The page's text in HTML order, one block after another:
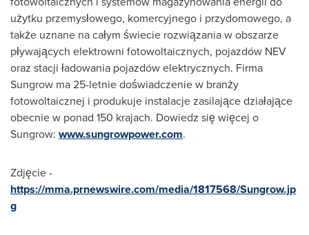
użytku przemysłowego, komercyjnego i przydomowego, a
także uznane na całym świecie rozwiązania w obszarze
pływających elektrowni fotowoltaicznych, pojazdów NEV
oraz stacji ładowania pojazdów elektrycznych. Firma
Sungrow ma 25-letnie doświadczenie w branży
fotowoltaicznej i produkuje instalacje zasilające działające
obecnie w ponad 150 krajach. Dowiedz się więcej o
Sungrow: www.sungrowpower.com.
Zdjęcie -
https://mma.prnewswire.com/media/1817568/Sungrow.jp
g